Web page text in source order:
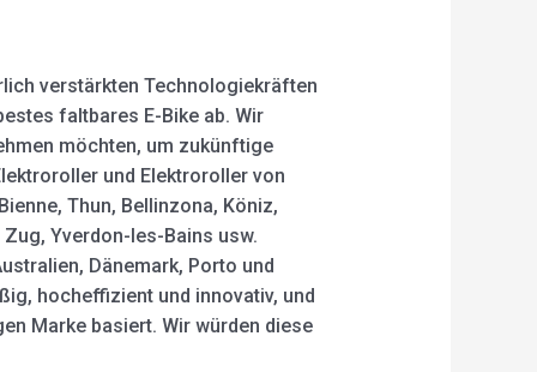
verstärkten Technologiekräften
faltbares E-Bike ab. Wir
möchten, um zukünftige
und Elektroroller von
Thun, Bellinzona, Köniz,
Yverdon-les-Bains usw.
Dänemark, Porto und
hocheffizient und innovativ, und
Marke basiert. Wir würden diese